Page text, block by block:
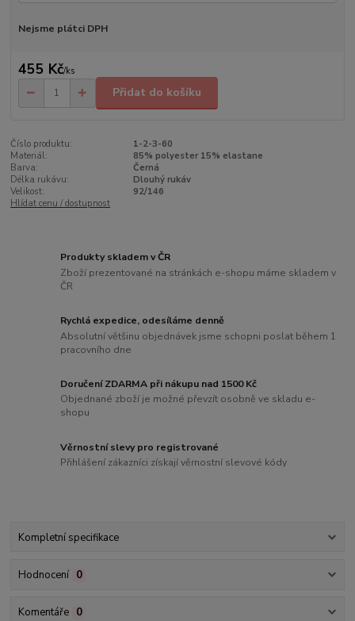
Nejsme plátci DPH
455 Kč/ks
Přidat do košíku
Číslo produktu:
1-2-3-60
Materiál:
85% polyester 15% elastane
Barva:
Černá
Délka rukávu:
Dlouhý rukáv
Velikost:
92/146
Hlídat cenu / dostupnost
Produkty skladem v ČR
Zboží prezentované na stránkách e-shopu máme skladem v
ČR
Rychlá expedice, odesíláme denně
Absolutní většinu objednávek jsme schopni poslat během 1
pracovního dne
Doručení ZDARMA při nákupu nad 1500 Kč
Objednané zboží je možné převzít osobně ve skladu e-
shopu
Věrnostní slevy pro registrované
Přihlášení zákazníci získají věrnostní slevové kódy
Kompletní specifikace
Hodnocení 0
Komentáře 0